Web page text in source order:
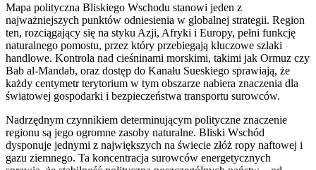
Mapa polityczna Bliskiego Wschodu stanowi jeden z
najważniejszych punktów odniesienia w globalnej strategii. Region
ten, rozciągający się na styku Azji, Afryki i Europy, pełni funkcję
naturalnego pomostu, przez który przebiegają kluczowe szlaki
handlowe. Kontrola nad cieśninami morskimi, takimi jak Ormuz czy
Bab al-Mandab, oraz dostęp do Kanału Sueskiego sprawiają, że
każdy centymetr terytorium w tym obszarze nabiera znaczenia dla
światowej gospodarki i bezpieczeństwa transportu surowców.
Nadrzędnym czynnikiem determinującym polityczne znaczenie
regionu są jego ogromne zasoby naturalne. Bliski Wschód
dysponuje jednymi z największych na świecie złóż ropy naftowej i
gazu ziemnego. Ta koncentracja surowców energetycznych